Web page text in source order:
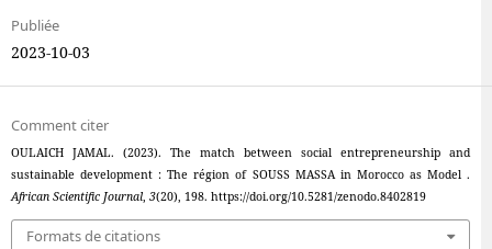
Publiée
2023-10-03
Comment citer
OULAICH JAMAL. (2023). The match between social entrepreneurship and
sustainable development : The région of SOUSS MASSA in Morocco as Model .
African Scientific Journal, 3(20), 198. https://doi.org/10.5281/zenodo.8402819
Formats de citations